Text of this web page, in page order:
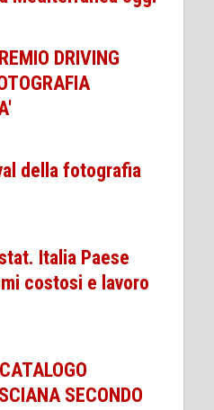
DRIVING
della fotografia
Italia Paese
costosi e lavoro
SECONDO